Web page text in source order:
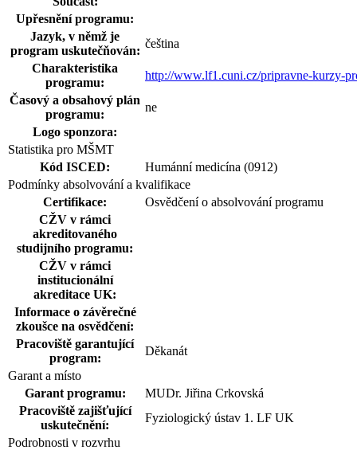
Upřesnění programu:
Jazyk, v němž je
program uskutečňován:
čeština
Charakteristika
programu:
http://www.lf1.cuni.cz/pripravne-kurzy-
Časový a obsahový plán
programu:
ne
Logo sponzora:
Statistika pro MŠMT
Kód ISCED:
Humánní medicína (0912)
Podmínky absolvování a kvalifikace
Certifikace:
Osvědčení o absolvování programu
CŽV v rámci
akreditovaného
studijního programu:
CŽV v rámci
institucionální
akreditace UK:
Informace o závěrečné
zkoušce na osvědčení:
Pracoviště garantující
program:
Děkanát
Garant a místo
Garant programu:
MUDr. Jiřina Crkovská
Pracoviště zajišťující
uskutečnění:
Fyziologický ústav 1. LF UK
Podrobnosti v rozvrhu